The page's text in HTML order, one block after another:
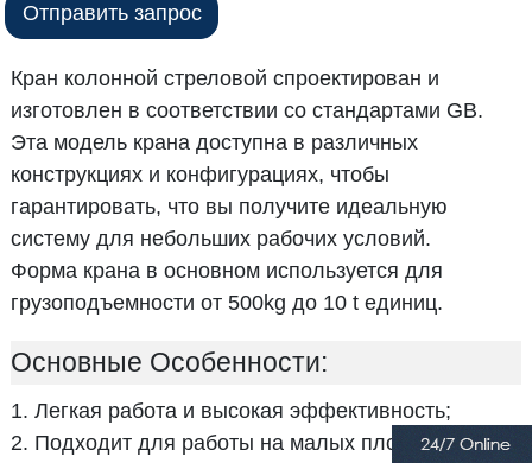
Отправить запрос
Кран колонной стреловой спроектирован и
изготовлен в соответствии со стандартами GB.
Эта модель крана доступна в различных
конструкциях и конфигурациях, чтобы
гарантировать, что вы получите идеальную
систему для небольших рабочих условий.
Форма крана в основном используется для
грузоподъемности от 500kg до 10 t единиц.
Основные Особенности:
1. Легкая работа и высокая эффективность;
2. Подходит для работы на малых площадях;